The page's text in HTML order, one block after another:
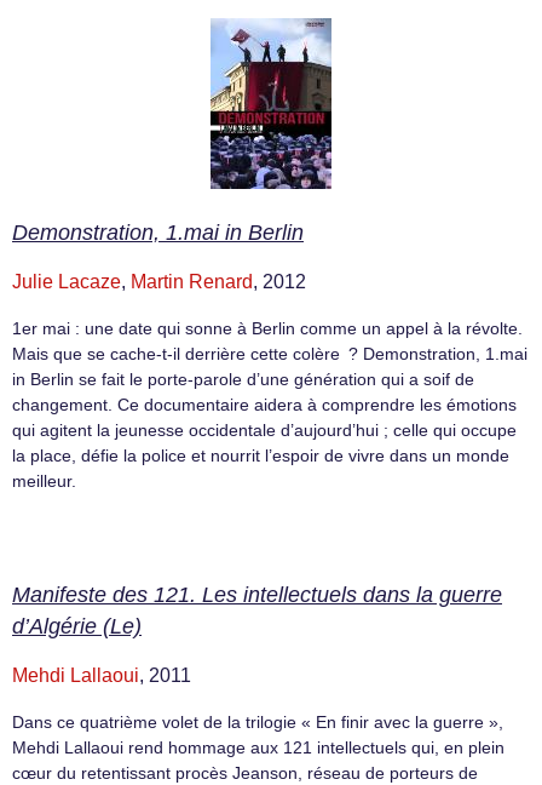
Demonstration, 1.mai in Berlin
Julie Lacaze, Martin Renard, 2012
1er mai : une date qui sonne à Berlin comme un appel à la révolte.
Mais que se cache-t-il derrière cette colère ? Demonstration, 1.mai
in Berlin se fait le porte-parole d’une génération qui a soif de
changement. Ce documentaire aidera à comprendre les émotions
qui agitent la jeunesse occidentale d’aujourd’hui ; celle qui occupe
la place, défie la police et nourrit l’espoir de vivre dans un monde
meilleur.
Manifeste des 121. Les intellectuels dans la guerre
d’Algérie (Le)
Mehdi Lallaoui, 2011
Dans ce quatrième volet de la trilogie « En finir avec la guerre »,
Mehdi Lallaoui rend hommage aux 121 intellectuels qui, en plein
cœur du retentissant procès Jeanson, réseau de porteurs de